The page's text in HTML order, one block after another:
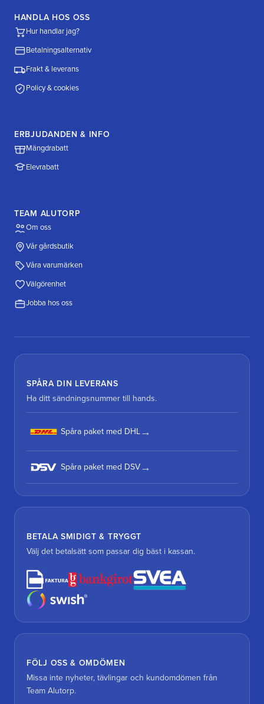
HANDLA HOS OSS
Hur handlar jag?
Betalningsalternativ
Frakt & leverans
Policy & cookies
ERBJUDANDEN & INFO
Mängdrabatt
Elevrabatt
TEAM ALUTORP
Om oss
Vår gårdsbutik
Våra varumärken
Välgörenhet
Jobba hos oss
SPÅRA DIN LEVERANS
Ha ditt sändningsnummer till hands.
Spåra paket med DHL
Spåra paket med DSV
BETALA SMIDIGT & TRYGGT
Välj det betalsätt som passar dig bäst i kassan.
FÖLJ OSS & OMDÖMEN
Missa inte nyheter, tävlingar och kundomdömen från
Team Alutorp.